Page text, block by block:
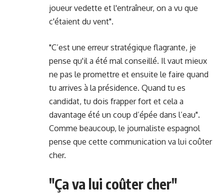
joueur vedette et l'entraîneur, on a vu que
c'étaient du vent".
"C’est une erreur stratégique flagrante, je
pense qu'il a été mal conseillé. Il vaut mieux
ne pas le promettre et ensuite le faire quand
tu arrives à la présidence. Quand tu es
candidat, tu dois frapper fort et cela a
davantage été un coup d’épée dans l’eau".
Comme beaucoup, le journaliste espagnol
pense que cette communication va lui coûter
cher.
"Ça va lui coûter cher"